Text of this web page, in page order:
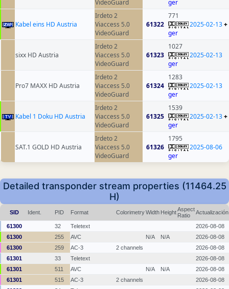
VideoGuard
ger
Kabel eins HD Austria
Irdeto 2
Viaccess 5.0
VideoGuard
61322
771
ger
2025-02-13+
sixx HD Austria
Irdeto 2
Viaccess 5.0
VideoGuard
61323
1027
ger
2025-02-13
Pro7 MAXX HD Austria
Irdeto 2
Viaccess 5.0
VideoGuard
61324
1283
ger
2025-02-13
Kabel 1 Doku HD Austria
Irdeto 2
Viaccess 5.0
VideoGuard
61325
1539
ger
2025-02-13+
SAT.1 GOLD HD Austria
Irdeto 2
Viaccess 5.0
VideoGuard
61326
1795
ger
2025-08-06
Detailed transponder stream properties (11464.25
H)
SID Ident. PID Format ColorimetryWidth HeightAspect
Ratio
Actualización
61300 32 Teletext
2026-08-08
61300
255 AVC N/A N/A
2026-08-08
61300
259 AC-3 2 channels
2026-08-08
61301
33 Teletext
2026-08-08
61301
511 AVC N/A N/A
2026-08-08
61301
515 AC-3 2 channels
2026-08-08